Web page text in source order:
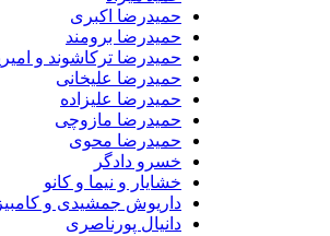
حمیدرضا اکبری
حمیدرضا برومند
حمیدرضا ترکاشوند و امیریل
حمیدرضا علیخانی
حمیدرضا علیزاده
حمیدرضا مازوچی
حمیدرضا محوی
خسرو دادگر
خشایار و نیما و کانو
داریوش جمشیدی و کامبیز
دانیال پورناصری